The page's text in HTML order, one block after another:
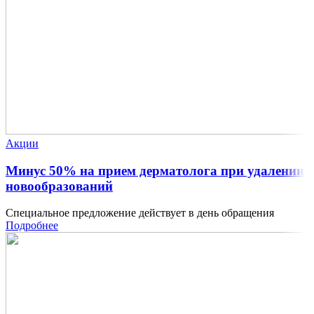
Акции
Минус 50% на прием дерматолога при удалении
новообразований
Специальное предложение действует в день обращения
Подробнее